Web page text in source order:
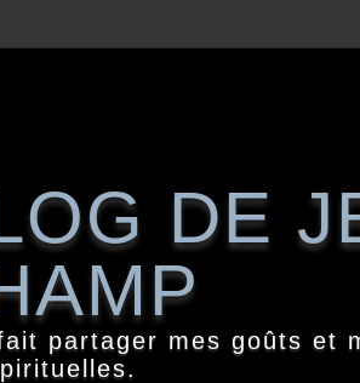
DE
partager mes goûts et